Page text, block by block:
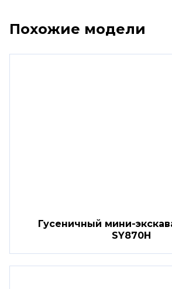
Похожие модели
Гусеничный мини-
SY870H